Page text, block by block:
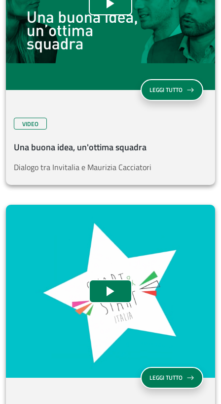
LEGGI TUTTOUNA BUONA
VIDEO
Una buona idea, un'ottima squadra
Dialogo tra Invitalia e Maurizia Cacciatori
Guarda il video Smart&Start Italia
LEGGI TUTTO